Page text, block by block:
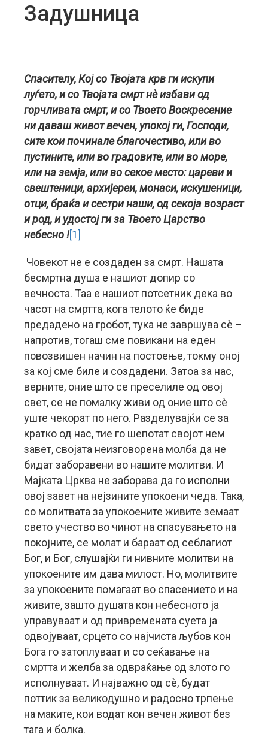
Задушница
Спасителу, Кој со Твојата крв ги искупи
луѓето, и со Твојата смрт нè избави од
горчливата смрт, и со Твоето Воскресение
ни даваш живот вечен, упокој ги, Господи,
сите кои починале благочестиво, или во
пустините, или во градовите, или во море,
или на земја, или во секое место: цареви и
свештеници, архијереи, монаси, искушеници,
отци, браќа и сестри наши, од секоја возраст
и род, и удостој ги за Твоето Царство
небесно ![1]
Човекот не е создаден за смрт. Нашата
бесмртна душа е нашиот допир со
вечноста. Таа е нашиот потсетник дека во
часот на смртта, кога телото ќе биде
предадено на гробот, тука не завршува сè –
напротив, тогаш сме повикани на еден
повозвишен начин на постоење, токму оној
за кој сме биле и создадени. Затоа за нас,
верните, оние што се преселиле од овој
свет, се не помалку живи од оние што сè
уште чекорат по него. Разделувајќи се за
кратко од нас, тие го шепотат својот нем
завет, својата неизговорена молба да не
бидат заборавени во нашите молитви. И
Мајката Црква не заборава да го исполни
овој завет на нејзините упокоени чеда. Така,
со молитвата за упокоените живите земаат
свето учество во чинот на спасувањето на
покојните, се молат и бараат од себлагиот
Бог, и Бог, слушајќи ги нивните молитви на
упокоените им дава милост. Но, молитвите
за упокоените помагаат во спасението и на
живите, зашто душата кон небесното ја
управуваат и од привремената суета ја
одвојуваат, срцето со најчиста љубов кон
Бога го затоплуваат и со сеќавање на
смртта и желба за одвраќање од злото го
исполнуваат. И најважно од сè, будат
поттик за великодушно и радосно трпење
на маките, кои водат кон вечен живот без
тага и болка.